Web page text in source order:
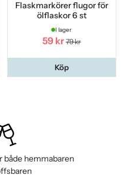
Flaskmarkörer flugor för
ölflaskor 6 st
I lager
59 kr 79 kr
Köp
hemmabaren